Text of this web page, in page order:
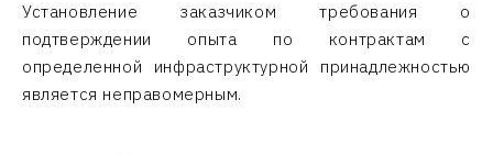
Установление заказчиком требования о
подтверждении опыта по контрактам с
определенной инфраструктурной принадлежностью
является неправомерным.